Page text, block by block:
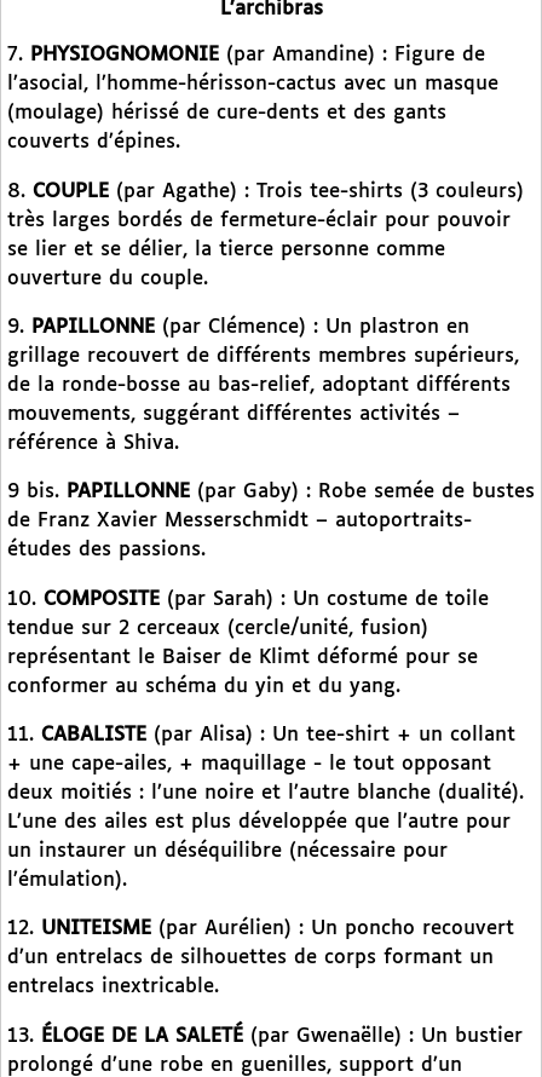
L’archibras
7. PHYSIOGNOMONIE (par Amandine) : Figure de
l’asocial, l’homme-hérisson-cactus avec un masque
(moulage) hérissé de cure-dents et des gants
couverts d’épines.
8. COUPLE (par Agathe) : Trois tee-shirts (3 couleurs)
très larges bordés de fermeture-éclair pour pouvoir
se lier et se délier, la tierce personne comme
ouverture du couple.
9. PAPILLONNE (par Clémence) : Un plastron en
grillage recouvert de différents membres supérieurs,
de la ronde-bosse au bas-relief, adoptant différents
mouvements, suggérant différentes activités –
référence à Shiva.
9 bis. PAPILLONNE (par Gaby) : Robe semée de bustes
de Franz Xavier Messerschmidt – autoportraits-
études des passions.
10. COMPOSITE (par Sarah) : Un costume de toile
tendue sur 2 cerceaux (cercle/unité, fusion)
représentant le Baiser de Klimt déformé pour se
conformer au schéma du yin et du yang.
11. CABALISTE (par Alisa) : Un tee-shirt + un collant
+ une cape-ailes, + maquillage - le tout opposant
deux moitiés : l’une noire et l’autre blanche (dualité).
L’une des ailes est plus développée que l’autre pour
un instaurer un déséquilibre (nécessaire pour
l’émulation).
12. UNITEISME (par Aurélien) : Un poncho recouvert
d’un entrelacs de silhouettes de corps formant un
entrelacs inextricable.
13. ÉLOGE DE LA SALETÉ (par Gwenaëlle) : Un bustier
prolongé d’une robe en guenilles, support d’un